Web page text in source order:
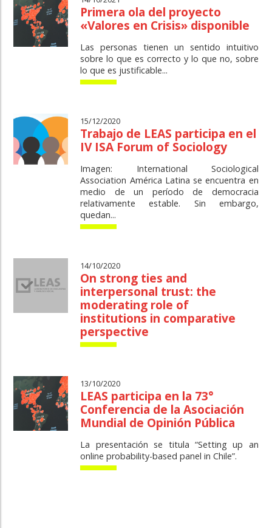
Primera ola del proyecto
«Valores en Crisis» disponible
Las personas tienen un sentido intuitivo
sobre lo que es correcto y lo que no, sobre
lo que es justificable...
15/12/2020
Trabajo de LEAS participa en el
IV ISA Forum of Sociology
Imagen: International Sociological
Association América Latina se encuentra en
medio de un período de democracia
relativamente estable. Sin embargo,
quedan...
14/10/2020
On strong ties and
interpersonal trust: the
moderating role of
institutions in comparative
perspective
13/10/2020
LEAS participa en la 73°
Conferencia de la Asociación
Mundial de Opinión Pública
La presentación se titula “Setting up an
online probability-based panel in Chile”.